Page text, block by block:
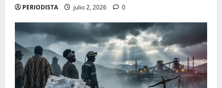
PERIODISTA julio 2, 2026 0